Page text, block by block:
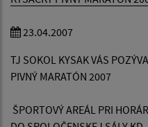
23.04.2007
TJ SOKOL KYSAK VÁS
PIVNÝ MARATÓN 2007
ŠPORTOVÝ AREÁL PRI